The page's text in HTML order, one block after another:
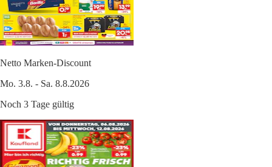
Netto Marken-Discount
Mo. 3.8. - Sa. 8.8.2026
Noch 3 Tage gültig